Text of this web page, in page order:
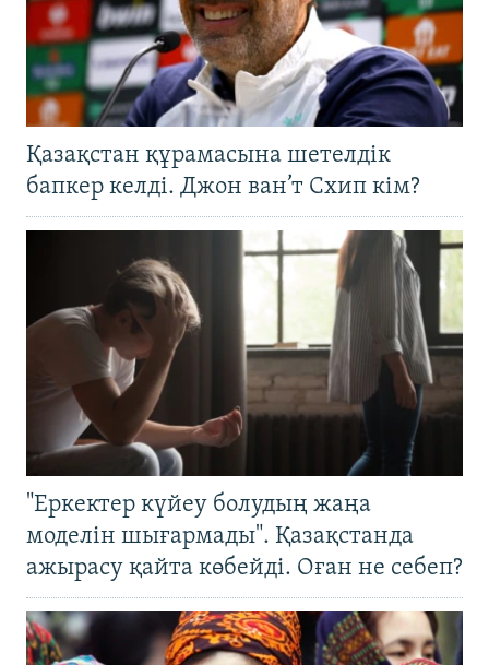
Қазақстан құрамасына шетелдік
бапкер келді. Джон ван’т Схип кім?
"Еркектер күйеу болудың жаңа
моделін шығармады". Қазақстанда
ажырасу қайта көбейді. Оған не себеп?